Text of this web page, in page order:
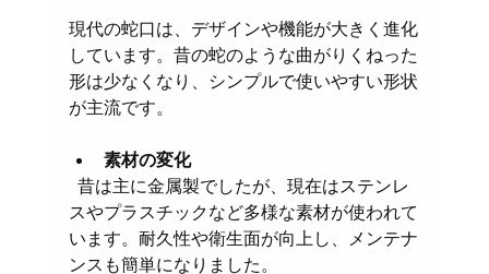
現代の蛇口は、デザインや機能が大きく進化
しています。昔の蛇のような曲がりくねった
形は少なくなり、シンプルで使いやすい形状
が主流です。
素材の変化
スやプラスチックなど多様な素材が使われて
います。耐久性や衛生面が向上し、メンテナ
ンスも簡単になりました。